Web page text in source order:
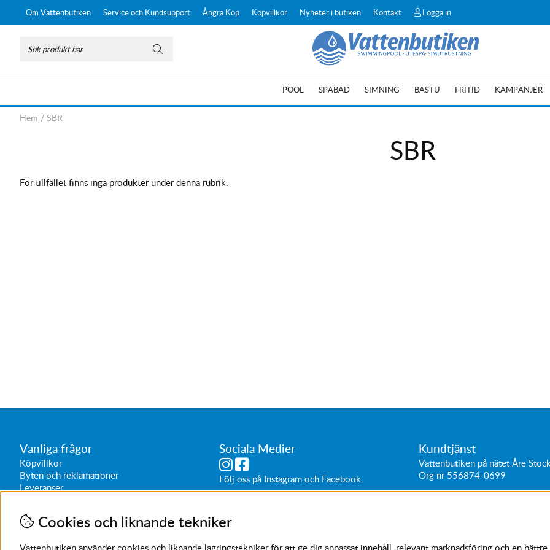
Om Vattenbutiken Service och Kundsupport Ångra Köp Köpvillkor Nyheter i butiken Kontakt Logga in
POOL SPABAD SIMNING BASTU FRITID KAMPANJER
Hem / SBR
SBR
För tillfället finns inga produkter under denna rubrik.
Vanliga frågor
Köpvillkor
Byten och reklamationer
Leveranser
Sociala Medier
Följ oss på Instagramoch Facebook
Lördagar 10-16
Kundtjänst
Vattenbutiken på nätet Åre
Org nr 556874-0699
Cookies och liknande tekniker
Vattenbutiken använder cookies och liknande lagringstekniker för att ge dig anpassat innehåll, relevant marknadsföring och en